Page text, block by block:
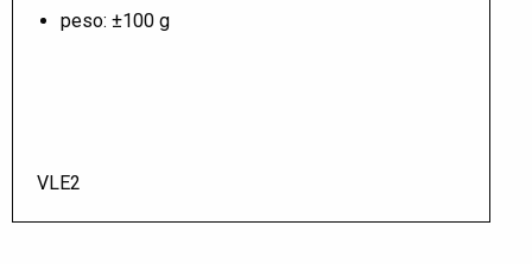
peso: ±100 g
VLE2